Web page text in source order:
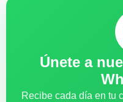
Únete a
Recibe cada día en tu